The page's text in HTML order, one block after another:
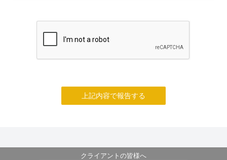
上記内容で報告する
クライアントの皆様へ